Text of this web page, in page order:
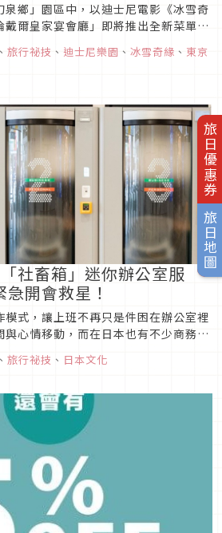
旅日優惠券
旅日地圖
鄉」園區中，以迪士尼電影《冰雪奇
爾皇家宴會廳」即將推出全新菜單！
充滿《冰雪奇緣》魔法氛圍的餐廳將
擇，讓遊客更能沉浸在安娜與艾莎的
、 旅行祕技 、 迪士尼樂園 、 冰雪奇緣 、 東京
社畜箱」迷你辦公室服
開會救星！
式，讓上班不再只是件困在辦公室裡
心情移動，而在日本也有不少商務旅
篇就來介紹4個日本車站周邊適合臨時
、 旅行祕技 、 日本文化